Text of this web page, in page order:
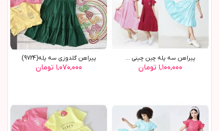
پیراهن سه پله چین چینی ...
۱,۱۰۰,۰۰۰ تومان
پیراهن گلدوزی سه پله(9724)
۱,۰۷۰,۰۰۰ تومان